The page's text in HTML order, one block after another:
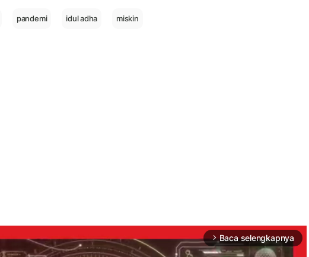
pandemi idul adha miskin
arrow_forward_ios Baca selengkapnya